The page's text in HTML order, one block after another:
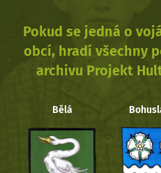
Pokud se jedná o
obcí, hradí všechny
archivu Projekt
Bělá